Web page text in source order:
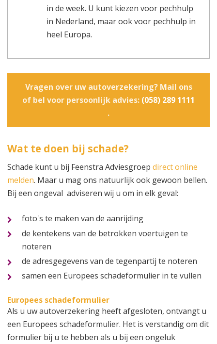
in de week. U kunt kiezen voor pechhulp
in Nederland, maar ook voor pechhulp in
heel Europa.
Vragen over uw autoverzekering? Mail ons
of bel voor persoonlijk advies: (058) 289 1111
.
Wat te doen bij schade?
Schade kunt u bij Feenstra Adviesgroep direct online
melden. Maar u mag ons natuurlijk ook gewoon bellen.
Bij een ongeval adviseren wij u om in elk geval:
foto's te maken van de aanrijding
de kentekens van de betrokken voertuigen te
noteren
de adresgegevens van de tegenpartij te noteren
samen een Europees schadeformulier in te vullen
Europees schadeformulier
Als u uw autoverzekering heeft afgesloten, ontvangt u
een Europees schadeformulier. Het is verstandig om dit
formulier bij u te hebben als u bij een ongeluk